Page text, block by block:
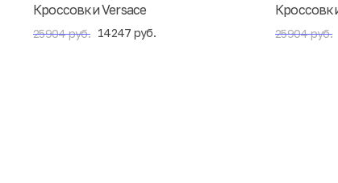
Кроссовки Versace
25904 руб. 14247 руб. 25904 руб.